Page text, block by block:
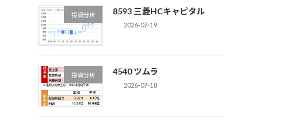
投資分析 8593 三菱HCキャピタル
2026-07-19
投資分析 4540 ツムラ
2026-07-18